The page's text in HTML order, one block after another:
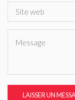
LAISSER UN